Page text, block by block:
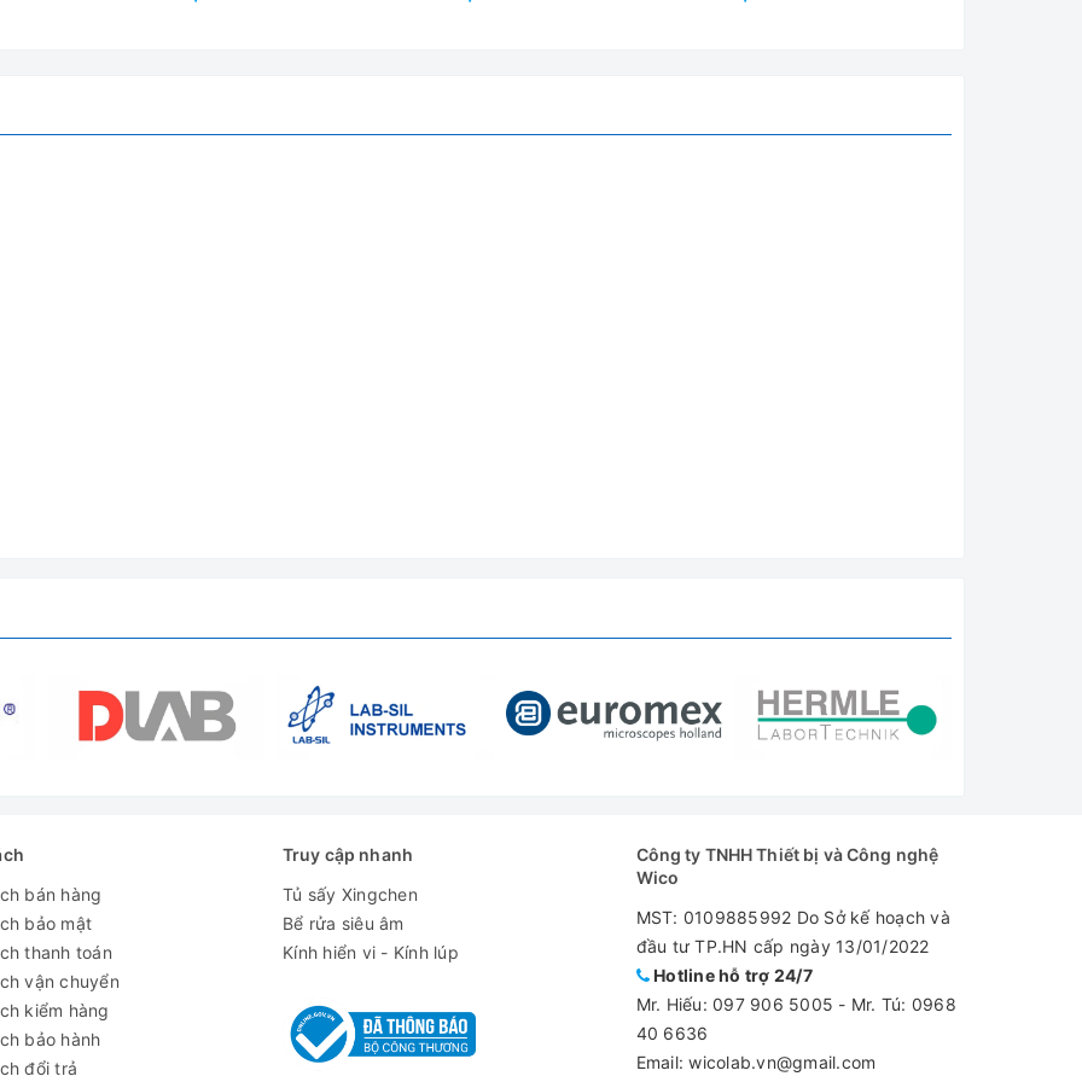
bán hàng
bảo mật
thanh toán
vận chuyển
kiểm hàng
bảo hành
đổi trả
Truy cập nhanh
Tủ sấy Xingchen
Bể rửa siêu âm
Kính hiển vi - Kính lúp
Công ty TNHH Thiết bị và Công nghệ
Wico
MST: 0109885992 Do Sở kế hoạch và
đầu tư TP.HN cấp ngày 13/01/2022
Hotline hỗ trợ 24/7
Mr. Hiếu: 097 906 5005 - Mr. Tú: 0968
40 6636
Email: wicolab.vn@gmail.com